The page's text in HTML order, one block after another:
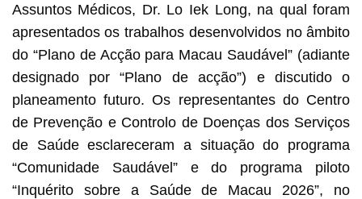
Assuntos Médicos, Dr. Lo Iek Long, na qual foram
apresentados os trabalhos desenvolvidos no âmbito
do “Plano de Acção para Macau Saudável” (adiante
designado por “Plano de acção”) e discutido o
planeamento futuro. Os representantes do Centro
de Prevenção e Controlo de Doenças dos Serviços
de Saúde esclareceram a situação do programa
“Comunidade Saudável” e do programa piloto
“Inquérito sobre a Saúde de Macau 2026”, no